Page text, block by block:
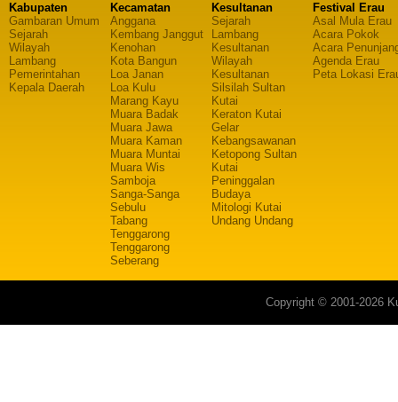
Kabupaten
Gambaran Umum
Sejarah
Wilayah
Lambang
Pemerintahan
Kepala Daerah
Kecamatan
Anggana
Kembang Janggut
Kenohan
Kota Bangun
Loa Janan
Loa Kulu
Marang Kayu
Muara Badak
Muara Jawa
Muara Kaman
Muara Muntai
Muara Wis
Samboja
Sanga-Sanga
Sebulu
Tabang
Tenggarong
Tenggarong
Seberang
Kesultanan
Sejarah
Lambang
Kesultanan
Wilayah
Kesultanan
Silsilah Sultan
Kutai
Keraton Kutai
Gelar
Kebangsawanan
Ketopong Sultan
Kutai
Peninggalan
Budaya
Mitologi Kutai
Undang Undang
Festival Erau
Asal Mula Erau
Acara Pokok
Acara
Agenda Erau
Peta Lokasi
Copyright © 2001-2026